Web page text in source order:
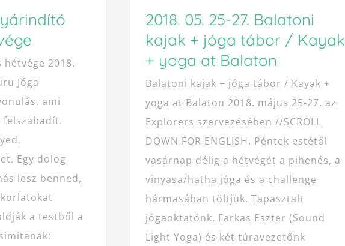
2018.
Jóga
ami
Egy dolog
lesz benned,
a testből a
2018. 05. 25-27. Balatoni
kajak + jóga tábor / Kayak
+ yoga at Balaton
Balatoni kajak + jóga tábor / Kayak +
yoga at Balaton 2018. május 25-27. az
Explorers szervezésében //SCROLL
DOWN FOR ENGLISH. Péntek estétől
vasárnap délig a hétvégét a pihenés, a
vinyasa/hatha jóga és a challenge
hármasában töltjük. Tapasztalt
jógaoktatónk, Farkas Eszter (Sound
Light Yoga) és két túravezetőnk